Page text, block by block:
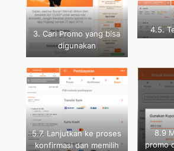
3. Cari Promo yang bisa
digunakan
4.5.
dan
5.7. Lanjutkan ke proses
konfirmasi dan memilih
8.9
promo